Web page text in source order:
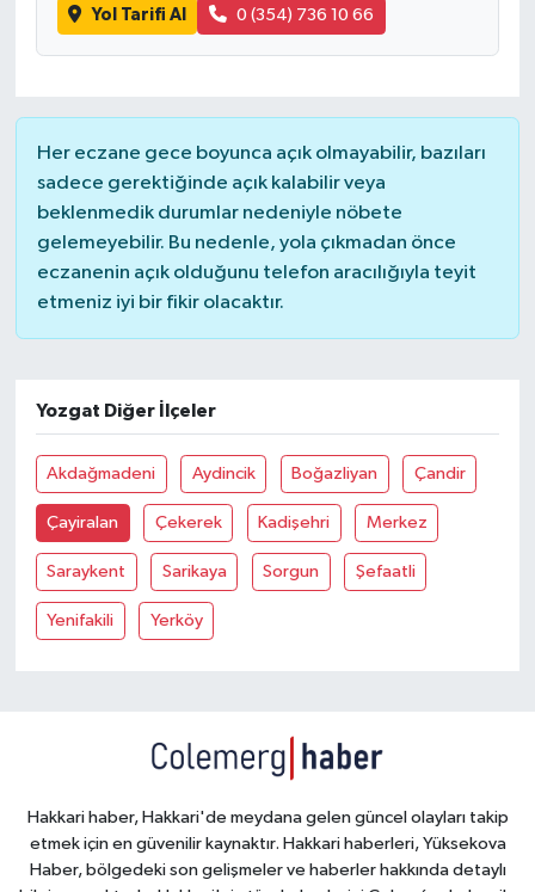
Yol Tarifi Al 0 (354) 736 10 66
Her eczane gece boyunca açık olmayabilir, bazıları
sadece gerektiğinde açık kalabilir veya
beklenmedik durumlar nedeniyle nöbete
gelemeyebilir. Bu nedenle, yola çıkmadan önce
eczanenin açık olduğunu telefon aracılığıyla teyit
etmeniz iyi bir fikir olacaktır.
Yozgat Diğer İlçeler
Akdağmadeni Aydincik Boğazliyan Çandir
Çayiralan Çekerek Kadişehri Merkez
Saraykent Sarikaya Sorgun Şefaatli
Yenifakili Yerköy
Hakkari haber, Hakkari'de meydana gelen güncel olayları takip
etmek için en güvenilir kaynaktır. Hakkari haberleri, Yüksekova
Haber, bölgedeki son gelişmeler ve haberler hakkında detaylı
REKLAM
SİYASET
SPOR
TARİH
YAŞAM